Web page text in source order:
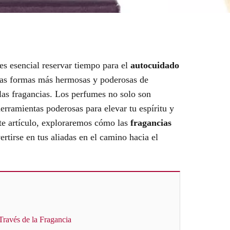
esencial reservar tiempo para el autocuidado
formas más hermosas y poderosas de
fragancias. Los perfumes no solo son
poderosas para elevar tu espíritu y
artículo, exploraremos cómo las fragancias
en tus aliadas en el camino hacia el
de la Fragancia